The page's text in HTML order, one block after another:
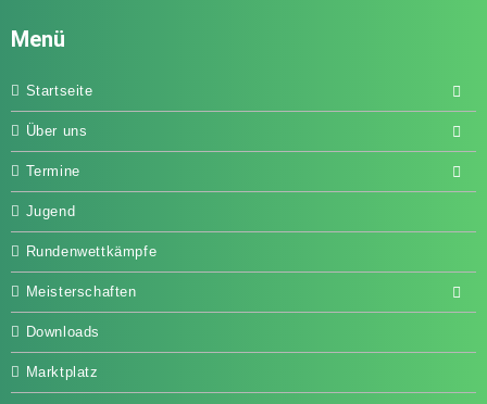
Menü
Startseite
Über uns
Termine
Jugend
Rundenwettkämpfe
Meisterschaften
Downloads
Marktplatz